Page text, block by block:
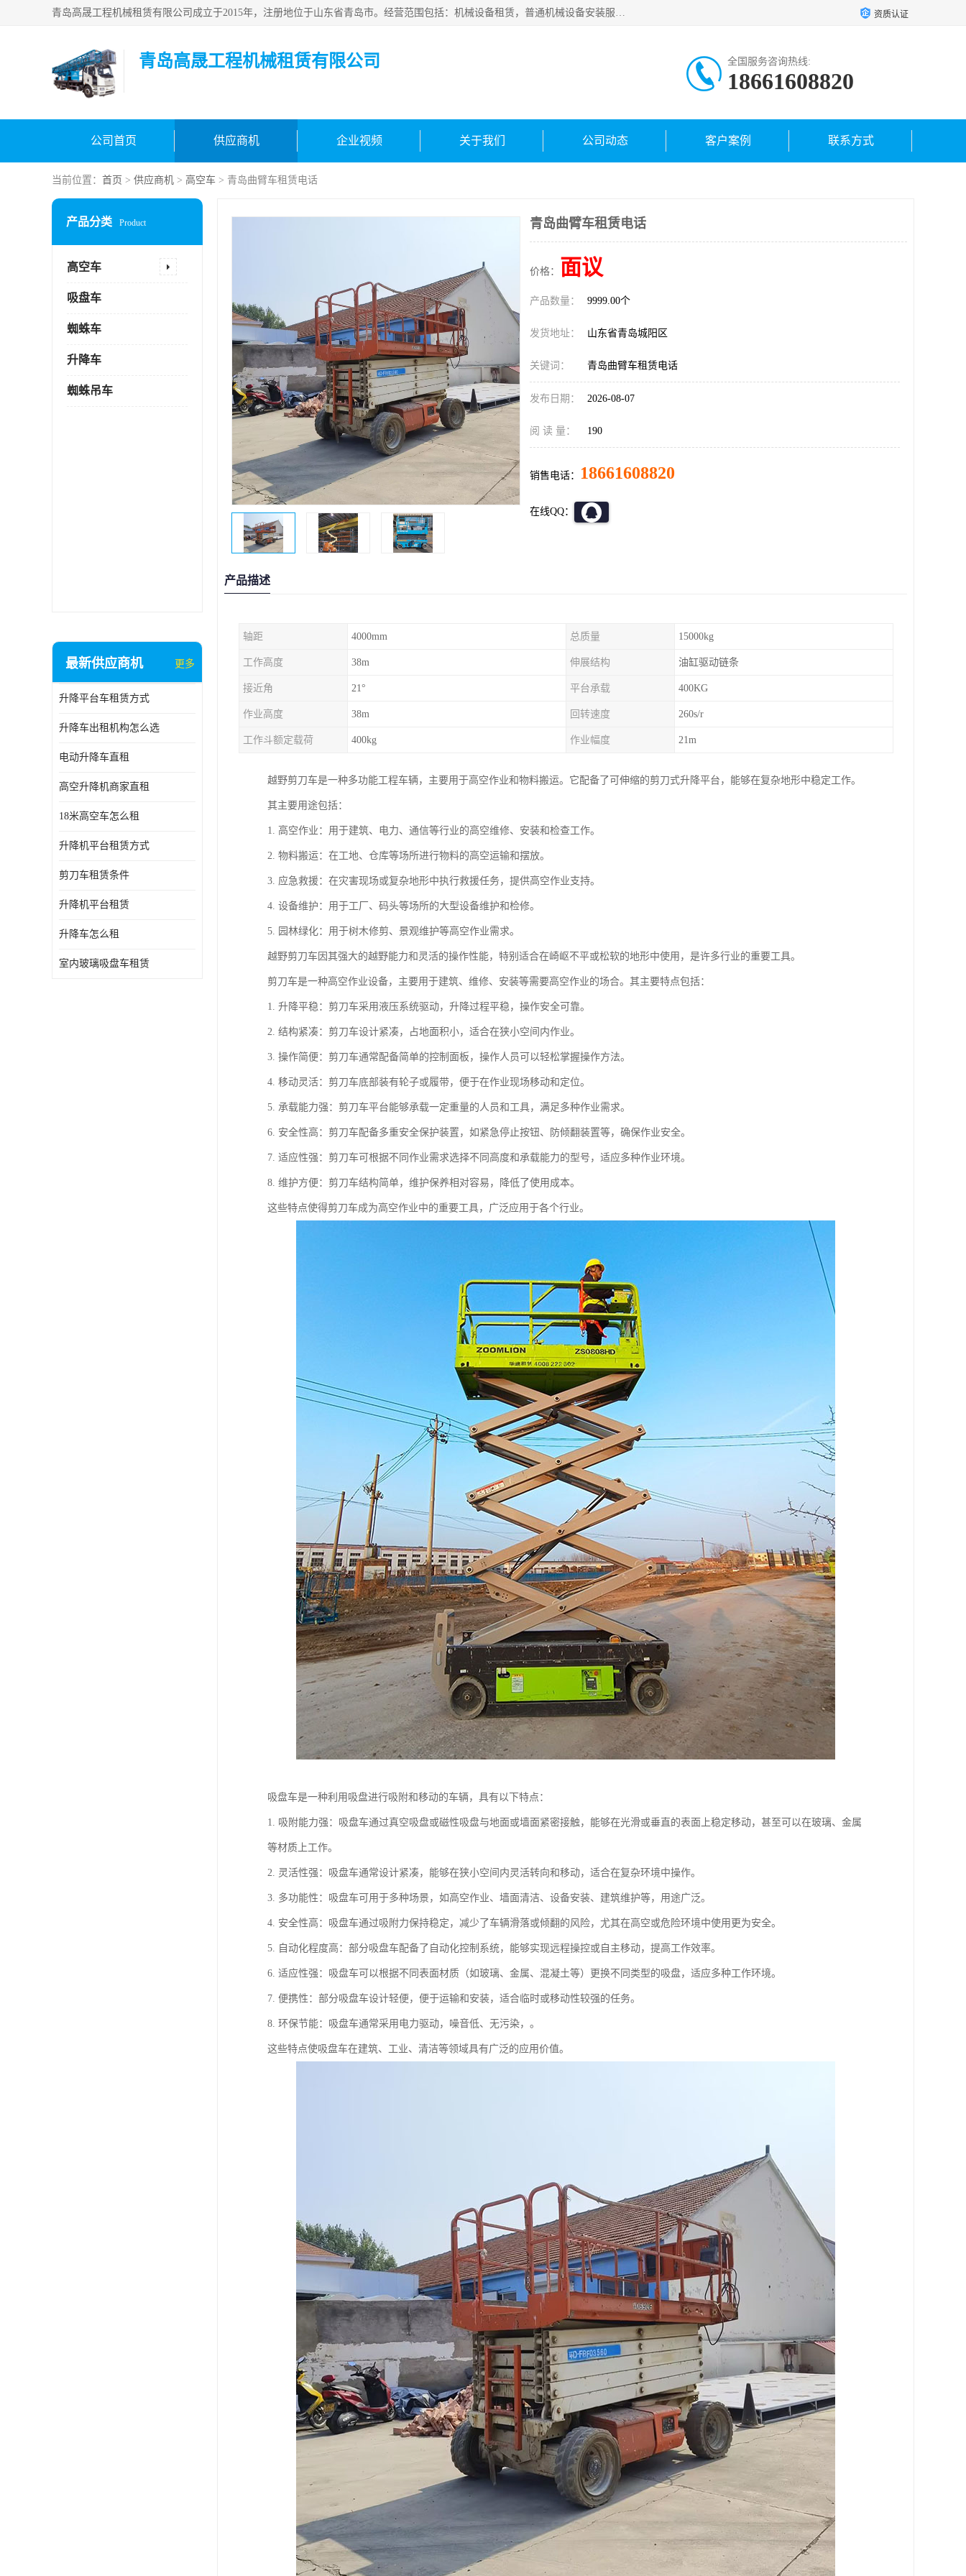
青岛高晟工程机械租赁有限公司成立于2015年，注册地位于山东省青岛市。经营范围包括：机械设备租赁，普通机械设备安装服务，电子、机械设备维护，专用设备修理，通用设备修理，机械设备销售，环境保护专用设备销售，建筑材料销售，专业保洁、清洗、消毒服务，劳动保护用品销售，信息技术咨询服务，汽车拖车、求援、清障服务，物业管理；工程管理服务，货物进出口，技术进出口，汽车销售，新能源汽车整车销售等。 资质认证
青岛高晟工程机械租赁有限公司 全国服务咨询热线:
18661608820
公司首页 供应商机 企业视频 关于我们 公司动态 客户案例 联系方式
当前位置： 首页 > 供应商机 > 高空车 > 青岛曲臂车租赁电话
产品分类 Product
高空车
吸盘车
蜘蛛车
升降车
蜘蛛吊车
最新供应商机 更多
升降平台车租赁方式
升降车出租机构怎么选
电动升降车直租
高空升降机商家直租
18米高空车怎么租
升降机平台租赁方式
剪刀车租赁条件
升降机平台租赁
升降车怎么租
室内玻璃吸盘车租赁
青岛曲臂车租赁电话
价格： 面议
产品数量： 9999.00个
发货地址： 山东省青岛城阳区
关键词： 青岛曲臂车租赁电话
发布日期： 2026-08-07
阅 读 量： 190
销售电话： 18661608820
在线QQ：
产品描述
轴距 4000mm 总质量 15000kg
工作高度 38m 伸展结构 油缸驱动链条
接近角 21° 平台承载 400KG
作业高度 38m 回转速度 260s/r
工作斗额定载荷 400kg 作业幅度 21m
越野剪刀车是一种多功能工程车辆，主要用于高空作业和物料搬运。它配备了可伸缩的剪刀式升降平台，能够在复杂地形中稳定工作。
其主要用途包括：
1. 高空作业：用于建筑、电力、通信等行业的高空维修、安装和检查工作。
2. 物料搬运：在工地、仓库等场所进行物料的高空运输和摆放。
3. 应急救援：在灾害现场或复杂地形中执行救援任务，提供高空作业支持。
4. 设备维护：用于工厂、码头等场所的大型设备维护和检修。
5. 园林绿化：用于树木修剪、景观维护等高空作业需求。
越野剪刀车因其强大的越野能力和灵活的操作性能，特别适合在崎岖不平或松软的地形中使用，是许多行业的重要工具。
剪刀车是一种高空作业设备，主要用于建筑、维修、安装等需要高空作业的场合。其主要特点包括：
1. 升降平稳：剪刀车采用液压系统驱动，升降过程平稳，操作安全可靠。
2. 结构紧凑：剪刀车设计紧凑，占地面积小，适合在狭小空间内作业。
3. 操作简便：剪刀车通常配备简单的控制面板，操作人员可以轻松掌握操作方法。
4. 移动灵活：剪刀车底部装有轮子或履带，便于在作业现场移动和定位。
5. 承载能力强：剪刀车平台能够承载一定重量的人员和工具，满足多种作业需求。
6. 安全性高：剪刀车配备多重安全保护装置，如紧急停止按钮、防倾翻装置等，确保作业安全。
7. 适应性强：剪刀车可根据不同作业需求选择不同高度和承载能力的型号，适应多种作业环境。
8. 维护方便：剪刀车结构简单，维护保养相对容易，降低了使用成本。
这些特点使得剪刀车成为高空作业中的重要工具，广泛应用于各个行业。
吸盘车是一种利用吸盘进行吸附和移动的车辆，具有以下特点：
1. 吸附能力强：吸盘车通过真空吸盘或磁性吸盘与地面或墙面紧密接触，能够在光滑或垂直的表面上稳定移动，甚至可以在玻璃、金属
等材质上工作。
2. 灵活性强：吸盘车通常设计紧凑，能够在狭小空间内灵活转向和移动，适合在复杂环境中操作。
3. 多功能性：吸盘车可用于多种场景，如高空作业、墙面清洁、设备安装、建筑维护等，用途广泛。
4. 安全性高：吸盘车通过吸附力保持稳定，减少了车辆滑落或倾翻的风险，尤其在高空或危险环境中使用更为安全。
5. 自动化程度高：部分吸盘车配备了自动化控制系统，能够实现远程操控或自主移动，提高工作效率。
6. 适应性强：吸盘车可以根据不同表面材质（如玻璃、金属、混凝土等）更换不同类型的吸盘，适应多种工作环境。
7. 便携性：部分吸盘车设计轻便，便于运输和安装，适合临时或移动性较强的任务。
8. 环保节能：吸盘车通常采用电力驱动，噪音低、无污染，。
这些特点使吸盘车在建筑、工业、清洁等领域具有广泛的应用价值。